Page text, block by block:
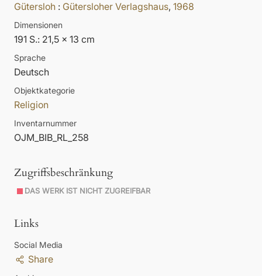
Gütersloh : Gütersloher Verlagshaus, 1968
Dimensionen
191 S.: 21,5 x 13 cm
Sprache
Deutsch
Objektkategorie
Religion
Inventarnummer
OJM_BIB_RL_258
Zugriffsbeschränkung
DAS WERK IST NICHT ZUGREIFBAR
Links
Social Media
Share